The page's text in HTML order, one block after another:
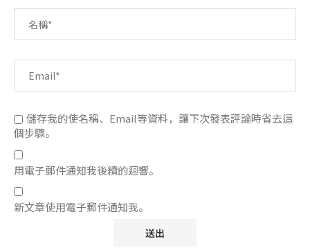
儲存我的使名稱、Email等資料，讓下次發表評論時省去這
個步驟。
用電子郵件通知我後續的迴響。
新文章使用電子郵件通知我。